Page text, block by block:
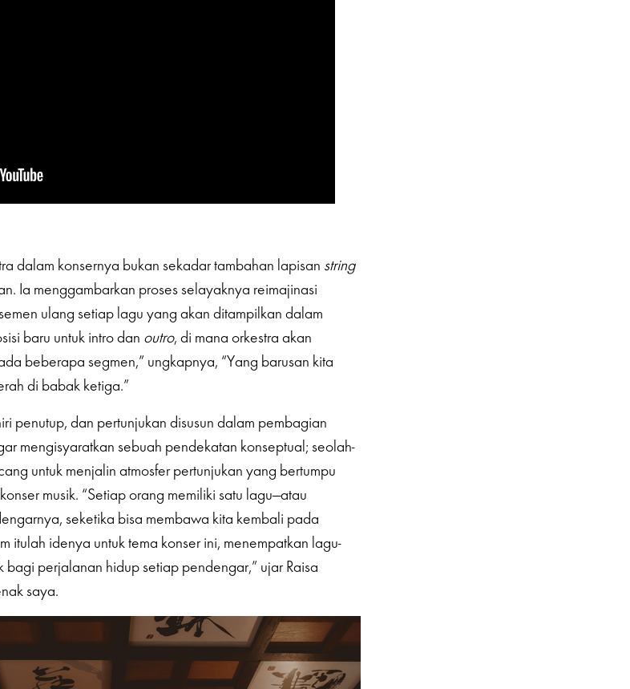
dalam konsernya bukan sekadar tambahan lapisan string
Ia menggambarkan proses selayaknya reimajinasi
ulang setiap lagu yang akan ditampilkan dalam
baru untuk intro dan outro, di mana orkestra akan
beberapa segmen,” ungkapnya, “Yang barusan kita
di babak ketiga.”
penutup, dan pertunjukan disusun dalam pembagian
mengisyaratkan sebuah pendekatan konseptual; seolah-
untuk menjalin atmosfer pertunjukan yang bertumpu
musik. “Setiap orang memiliki satu lagu—atau
seketika bisa membawa kita kembali pada
itulah idenya untuk tema konser ini, menempatkan lagu-
bagi perjalanan hidup setiap pendengar,” ujar Raisa
saya.